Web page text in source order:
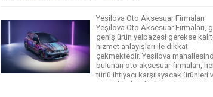
Yeşilova Oto Aksesuar Firmaları
Yeşilova Oto Aksesuar Firmaları,
geniş ürün yelpazesi gerekse
hizmet anlayışları ile dikkat
çekmektedir. Yeşilova
bulunan oto aksesuar firmaları,
türlü ihtiyacı karşılayacak ürünleri
son teknolojiyle donatılmış